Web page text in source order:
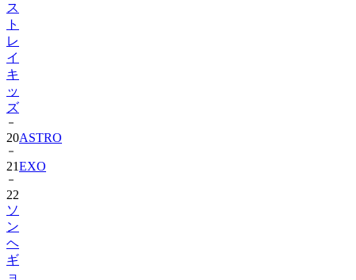
ス
ト
レ
イ
キ
ッ
ズ
20ASTRO
21EXO
22
ソ
ン
ヘ
ギ
ョ